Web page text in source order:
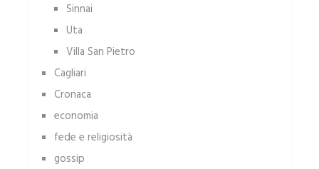
Sinnai
Uta
Villa San Pietro
Cagliari
Cronaca
economia
fede e religiosità
gossip